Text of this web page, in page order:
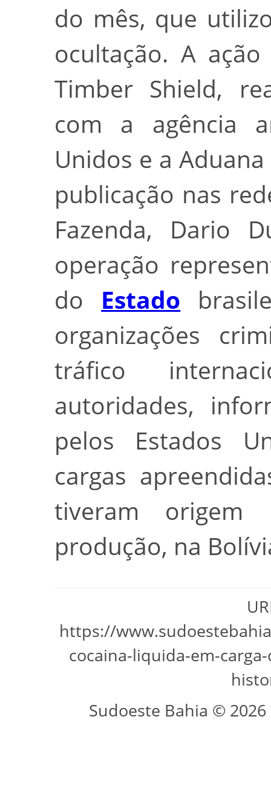
do mês, que
ocultação. A
Timber Shield,
com a agência
Unidos e a Aduana
publicação nas
Fazenda, Dario
operação
do Estado
organizações
tráfico
autoridades,
pelos Estados
cargas
tiveram
produção, na
https://
cocaina-liquida-em-
Sudoeste Bahia ©